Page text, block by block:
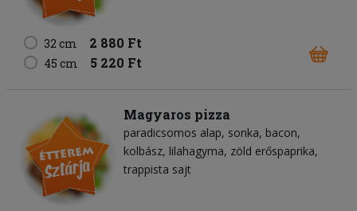
32 cm 2 880 Ft
45 cm 5 220 Ft
Magyaros pizza
paradicsomos alap sonka bacon
kolbász lilahagyma zöld erőspaprika
trappista sajt